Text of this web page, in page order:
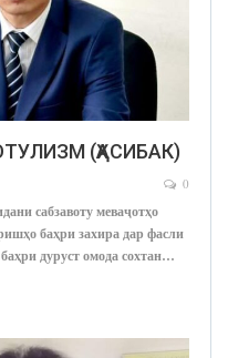
(ҲАСИБАК)
0
сабзавоту меваҷотҳо
баҳри захира дар фасли
дуруст омода сохтан…